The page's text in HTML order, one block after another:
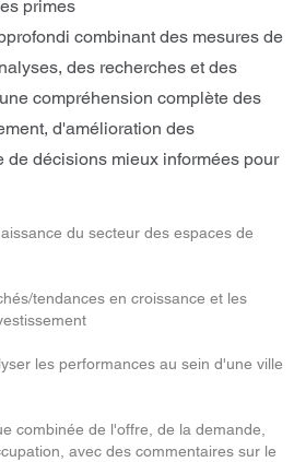
primes
combinant des mesures de
des recherches et des
compréhension complète des
d'amélioration des
de décisions mieux informées pour
du secteur des espaces de
tendances en croissance et les
les performances au sein d'une ville
combinée de l'offre, de la demande,
avec des commentaires sur le